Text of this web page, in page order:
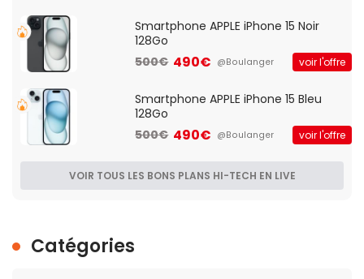
Smartphone APPLE iPhone 15 Noir
128Go
500€ 490€ @Boulanger voir l'offre
Smartphone APPLE iPhone 15 Bleu
128Go
500€ 490€ @Boulanger voir l'offre
VOIR TOUS LES BONS PLANS HI-TECH EN LIVE
Catégories